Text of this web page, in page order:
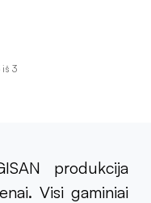
3
produkcija
Visi gaminiai